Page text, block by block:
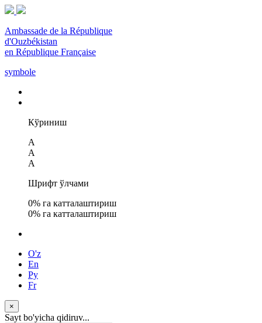
Ambassade de la République
d'Ouzbékistan
en République Française
symbole
Кўриниш
A
A
A
Шрифт ўлчами
0% га катталаштириш
0% га катталаштириш
O'z
En
Ру
Fr
×
Sayt bo'yicha qidiruv...